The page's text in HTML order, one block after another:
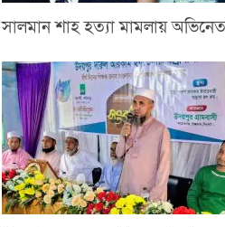
সালমান শাহ হত্যা মামলায়